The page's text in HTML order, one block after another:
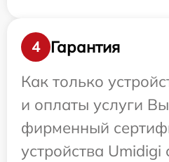
4
Гарантия
Как только
и оплаты услуги
фирменный
устройства